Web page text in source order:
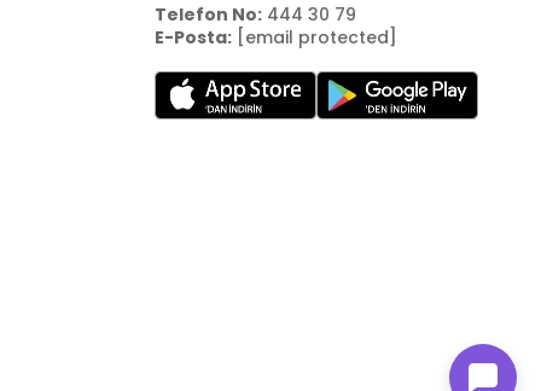
Telefon No:444 30 79
E-Posta: [email protected]